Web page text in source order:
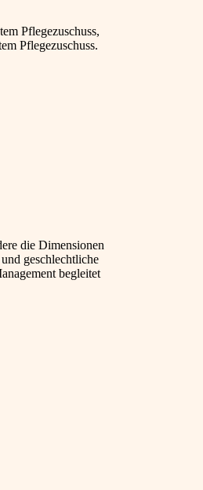
Pflegezuschuss,
Pflegezuschuss.
die Dimensionen
geschlechtliche
begleitet